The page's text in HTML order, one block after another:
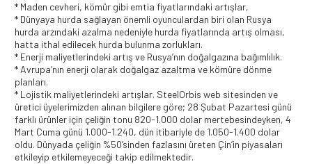
* Maden cevheri, kömür gibi emtia fiyatlarındaki artışlar,
* Dünyaya hurda sağlayan önemli oyunculardan biri olan Rusya
hurda arzındaki azalma nedeniyle hurda fiyatlarında artış olması,
hatta ithal edilecek hurda bulunma zorlukları.
* Enerji maliyetlerindeki artış ve Rusya’nın doğalgazına bağımlılık.
* Avrupa’nın enerji olarak doğalgaz azaltma ve kömüre dönme
planları.
* Lojistik maliyetlerindeki artışlar. SteelOrbis web sitesinden ve
üretici üyelerimizden alınan bilgilere göre; 28 Şubat Pazartesi günü
farklı ürünler için çeliğin tonu 820-1.000 dolar mertebesindeyken, 4
Mart Cuma günü 1.000-1.240, dün itibariyle de 1.050-1.400 dolar
oldu. Dünyada çeliğin %50’sinden fazlasını üreten Çin’in piyasaları
etkileyip etkilemeyeceği takip edilmektedir.